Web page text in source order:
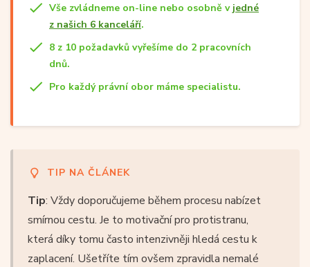
Vše zvládneme on-line nebo osobně v jedné
z našich 6 kanceláří.
8 z 10 požadavků vyřešíme do 2 pracovních
dnů.
Pro každý právní obor máme specialistu.
TIP NA ČLÁNEK
Tip: Vždy doporučujeme během procesu nabízet
smírnou cestu. Je to motivační pro protistranu,
která díky tomu často intenzivněji hledá cestu k
zaplacení. Ušetříte tím ovšem zpravidla nemalé